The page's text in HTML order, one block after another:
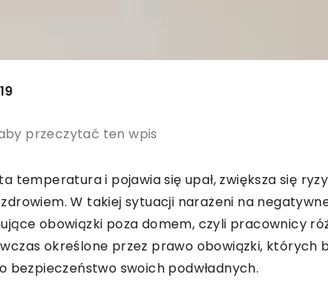
przeczytać ten wpis
temperatura i pojawia się upał, zwiększa się
W takiej sytuacji narażeni na
obowiązki poza domem, czyli pracownicy
określone przez prawo obowiązki, których
bezpieczeństwo swoich podwładnych.